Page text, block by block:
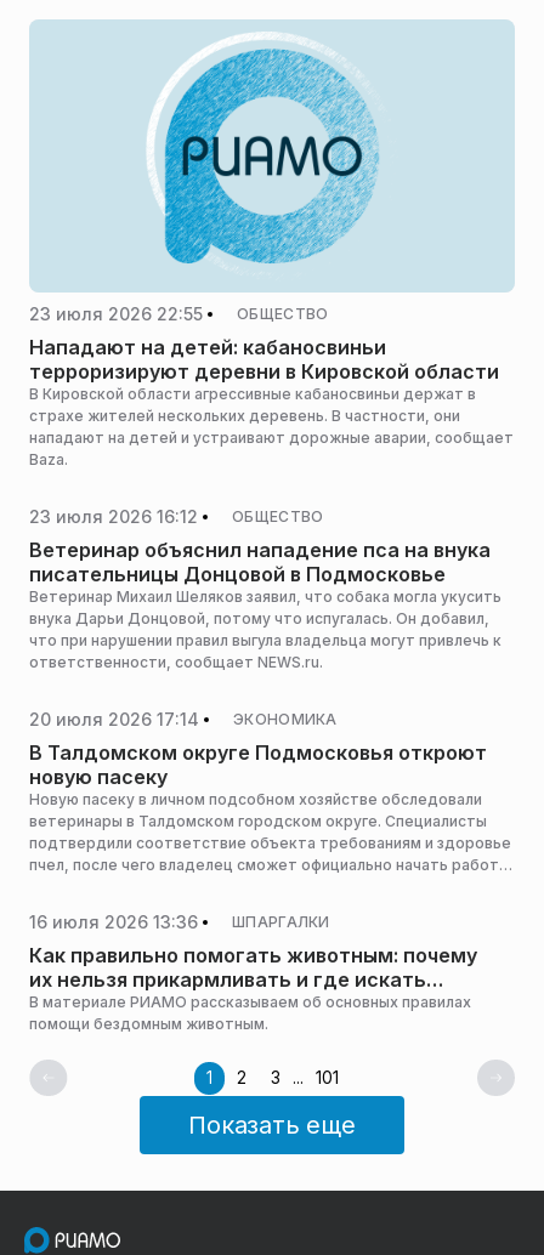
23 июля 2026 22:55 ОБЩЕСТВО
Нападают на детей: кабаносвиньи
терроризируют деревни в Кировской области
В Кировской области агрессивные кабаносвиньи держат в
страхе жителей нескольких деревень. В частности, они
нападают на детей и устраивают дорожные аварии, сообщает
Baza.
23 июля 2026 16:12 ОБЩЕСТВО
Ветеринар объяснил нападение пса на внука
писательницы Донцовой в Подмосковье
Ветеринар Михаил Шеляков заявил, что собака могла укусить
внука Дарьи Донцовой, потому что испугалась. Он добавил,
что при нарушении правил выгула владельца могут привлечь к
ответственности, сообщает NEWS.ru.
20 июля 2026 17:14 ЭКОНОМИКА
В Талдомском округе Подмосковья откроют
новую пасеку
Новую пасеку в личном подсобном хозяйстве обследовали
ветеринары в Талдомском городском округе. Специалисты
подтвердили соответствие объекта требованиям и здоровье
пчел, после чего владелец сможет официально начать работу,
16 июля 2026 13:36 ШПАРГАЛКИ
Как правильно помогать животным: почему
их нельзя прикармливать и где искать
волонтеров
В материале РИАМО рассказываем об основных правилах
помощи бездомным животным.
1 2 3 ... 101
Показать еще